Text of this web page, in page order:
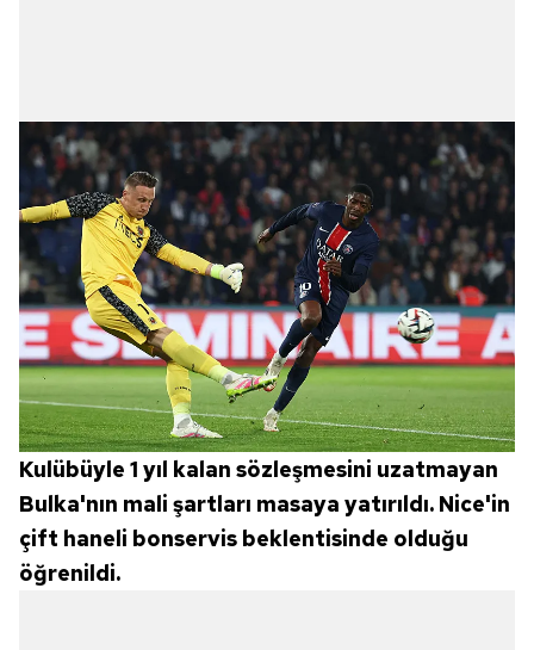
Kulübüyle 1 yıl kalan sözleşmesini uzatmayan
Bulka'nın mali şartları masaya yatırıldı. Nice'in
çift haneli bonservis beklentisinde olduğu
öğrenildi.